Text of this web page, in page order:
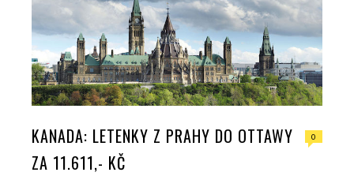
KANADA: LETENKY Z PRAHY DO OTTAWY
ZA 11.611,- KČ
0